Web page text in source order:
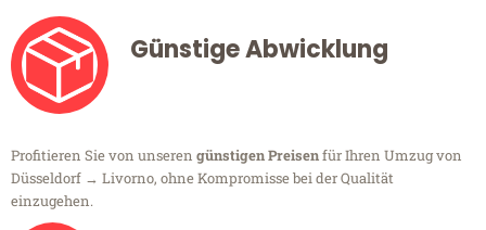
Günstige Abwicklung
Profitieren Sie von unseren günstigen Preisenfür Ihren Umzug von
Düsseldorf → Livorno, ohne Kompromisse bei der Qualität
einzugehen.